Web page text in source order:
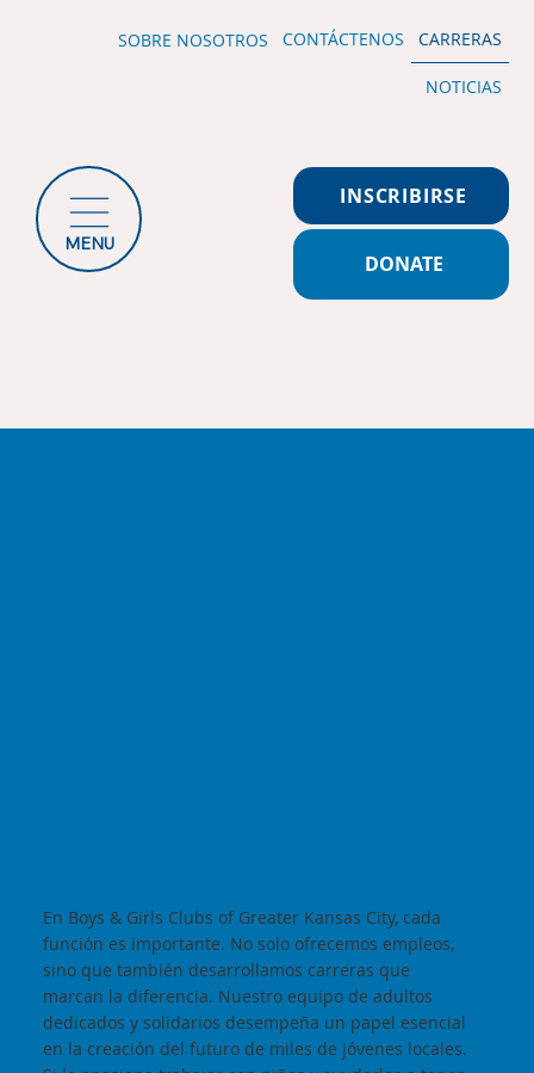
SOBRE NOSOTROS CONTÁCTENOS CARRERAS
NOTICIAS
INSCRIBIRSE
DONATE
MENU
En Boys & Girls Clubs of Greater Kansas City, cada
función es importante. No solo ofrecemos empleos,
sino que también desarrollamos carreras que
marcan la diferencia. Nuestro equipo de adultos
dedicados y solidarios desempeña un papel esencial
en la creación del futuro de miles de jóvenes locales.